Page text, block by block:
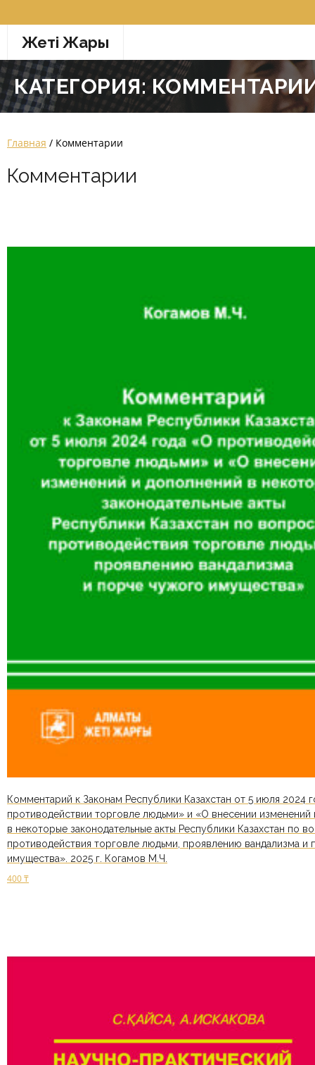
к
содержимому
Жетi Жарғы
КАТЕГОРИЯ:
Главная / Комментарии
Комментарии
Комментарий к Законам Республики Казахстан от 5 июля 2024
противодействии торговле людьми» и «О внесении изменений
в некоторые законодательные акты Республики Казахстан по
противодействия торговле людьми, проявлению вандализма и
имущества». 2025 г. Когамов М.Ч.
400₸